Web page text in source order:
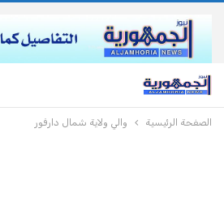
الصفحة الرئيسية والي ولاية شمال دارفور